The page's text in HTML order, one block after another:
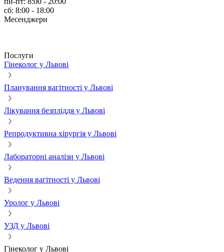
сб: 8:00 - 18:00
Месенджери
Послуги
Гінеколог у Львові
Планування вагітності у Львові
Лікування безпліддя у Львові
Репродуктивна хірургія у Львові
Лабораторні аналізи у Львові
Ведення вагітності у Львові
Уролог у Львові
УЗД у Львові
Гінеколог у Львові